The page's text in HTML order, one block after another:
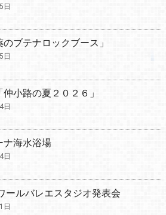
日
のブテナロックブース」
日
仲小路の夏２０２６」
日
ナ海水浴場
日
ールバレエスタジオ発表会
日